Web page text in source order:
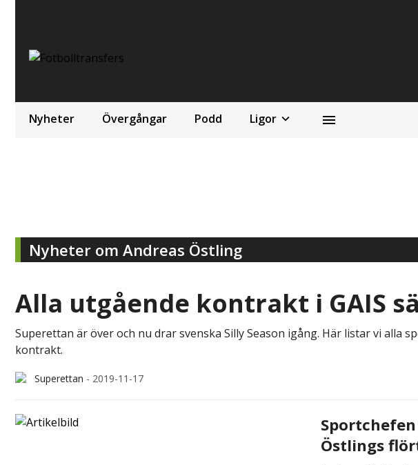
Nyheter Övergångar Podd Ligor
Nyheter om Andreas Östling
Alla utgående kontrakt i GAIS
Superettan är över och nu drar svenska Silly Season igång. Här listar vi alla
kontrakt.
Superettan - 2019-11-17
Östlings